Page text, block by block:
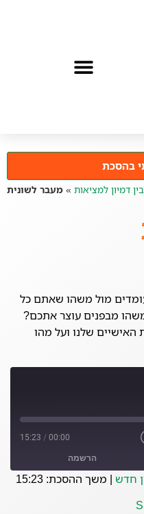
בהסכת
בין דמיון למציאות » מעבר לשונית
מול משהו שאתם כל
מבפנים עוצר אתכם?
האישיים שלנו ועל מהו
00:00
/
15:23
הרשמה
חדש | משך ההסכת: 15:23